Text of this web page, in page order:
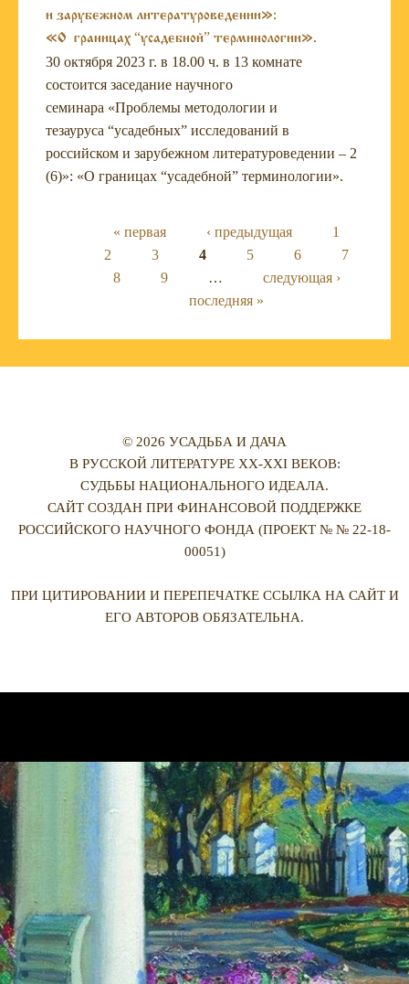
и зарубежном литературоведении»:
«О границах “усадебной” терминологии».
30 октября 2023 г. в 18.00 ч. в 13 комнате
состоится заседание научного
семинара «Проблемы методологии и
тезауруса “усадебных” исследований в
российском и зарубежном литературоведении – 2
(6)»: «О границах “усадебной” терминологии».
Страницы
« первая ‹ предыдущая
1
2
3 4 5 6
7
8
9 …
следующая ›
последняя »
© 2026 УСАДЬБА И ДАЧА
В РУССКОЙ ЛИТЕРАТУРЕ XX-XXI ВЕКОВ:
СУДЬБЫ НАЦИОНАЛЬНОГО ИДЕАЛА.
САЙТ СОЗДАН ПРИ ФИНАНСОВОЙ ПОДДЕРЖКЕ
РОССИЙСКОГО НАУЧНОГО ФОНДА (ПРОЕКТ № № 22-18-
00051)
ПРИ ЦИТИРОВАНИИ И ПЕРЕПЕЧАТКЕ ССЫЛКА НА САЙТ И
ЕГО АВТОРОВ ОБЯЗАТЕЛЬНА.